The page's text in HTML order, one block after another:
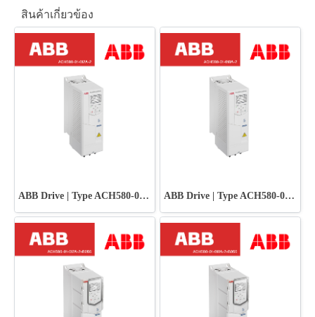
สินค้าเกี่ยวข้อง
ABB Drive | Type ACH580-01-012A-2 ABB Drive | Type ACH580-01-018A-2